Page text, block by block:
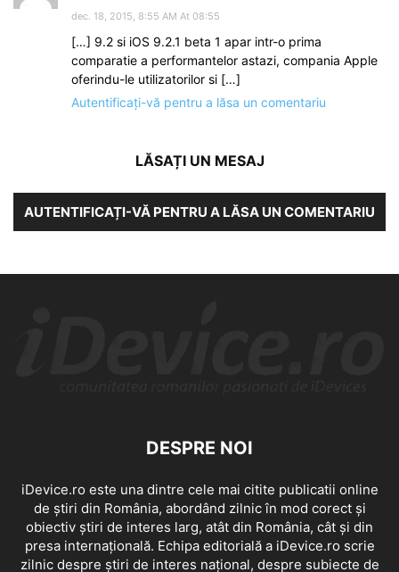
dec. 18, 2015, 8:55 AM At 08:55
[…] 9.2 si iOS 9.2.1 beta 1 apar intr-o prima
comparatie a performantelor astazi, compania Apple
oferindu-le utilizatorilor si […]
Autentificați-vă pentru a lăsa un comentariu
LĂSAȚI UN MESAJ
AUTENTIFICAȚI-VĂ PENTRU A LĂSA UN COMENTARIU
DESPRE NOI
iDevice.ro este una dintre cele mai citite publicatii online
de știri din România, abordând zilnic în mod corect și
obiectiv știri de interes larg, atât din România, cât și din
presa internațională. Echipa editorială a iDevice.ro scrie
zilnic despre știri de interes național, despre subiecte de